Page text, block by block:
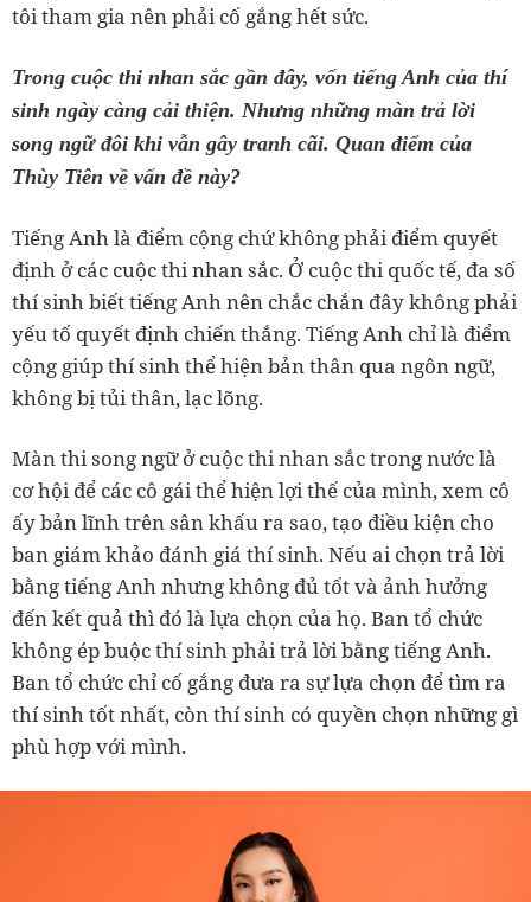
tôi tham gia nên phải cố gắng hết sức.
Trong cuộc thi nhan sắc gần đây, vốn tiếng Anh của thí
sinh ngày càng cải thiện. Nhưng những màn trả lời
song ngữ đôi khi vẫn gây tranh cãi. Quan điểm của
Thùy Tiên về vấn đề này?
Tiếng Anh là điểm cộng chứ không phải điểm quyết
định ở các cuộc thi nhan sắc. Ở cuộc thi quốc tế, đa số
thí sinh biết tiếng Anh nên chắc chắn đây không phải
yếu tố quyết định chiến thắng. Tiếng Anh chỉ là điểm
cộng giúp thí sinh thể hiện bản thân qua ngôn ngữ,
không bị tủi thân, lạc lõng.
Màn thi song ngữ ở cuộc thi nhan sắc trong nước là
cơ hội để các cô gái thể hiện lợi thế của mình, xem cô
ấy bản lĩnh trên sân khấu ra sao, tạo điều kiện cho
ban giám khảo đánh giá thí sinh. Nếu ai chọn trả lời
bằng tiếng Anh nhưng không đủ tốt và ảnh hưởng
đến kết quả thì đó là lựa chọn của họ. Ban tổ chức
không ép buộc thí sinh phải trả lời bằng tiếng Anh.
Ban tổ chức chỉ cố gắng đưa ra sự lựa chọn để tìm ra
thí sinh tốt nhất, còn thí sinh có quyền chọn những gì
phù hợp với mình.